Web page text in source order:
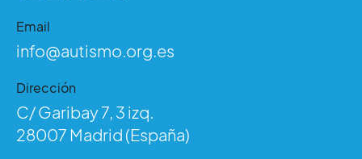
Email
info@autismo.org.es
Dirección
C/ Garibay 7, 3 izq.
28007 Madrid (España)